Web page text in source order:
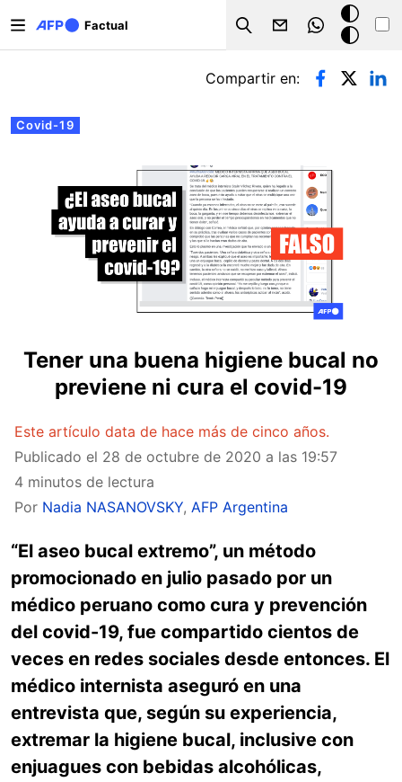
Factual
Search
Modo
oscuro
Solapas principales
Covid-19
Compartir en:
Tener una buena higiene bucal no
previene ni cura el covid-19
Este artículo data de hace más de cinco años.
Publicado el 28 de octubre de 2020 a las 19:57
4 minutos de lectura
Por Nadia NASANOVSKY, AFP Argentina
“El aseo bucal extremo”, un método
promocionado en julio pasado por un
médico peruano como cura y prevención
del covid-19, fue compartido cientos de
veces en redes sociales desde entonces. El
médico internista aseguró en una
entrevista que, según su experiencia,
extremar la higiene bucal, inclusive con
enjuagues con bebidas alcohólicas,